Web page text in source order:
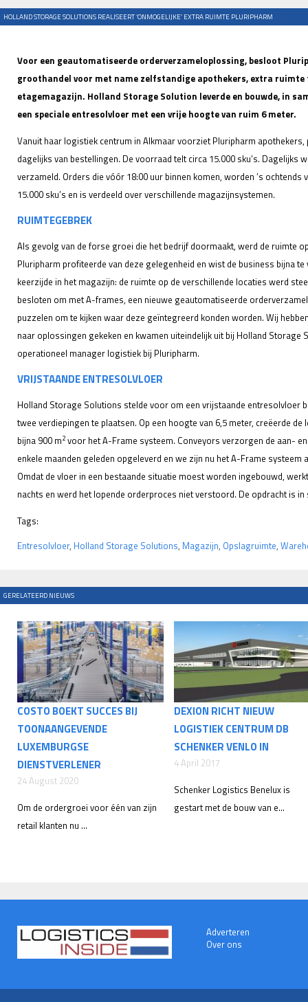
HOLLAND STORAGE SOLUTIONS REALISEERT ‘ONMOGELIJKE’ EXTRA RUIMTE PLURIPHARM
Voor een geautomatiseerde orderverzameloplossing, besloot
groothandel voor met name zelfstandige apothekers, extra ruimte
etagemagazijn. Holland Storage Solution leverde en bouwde, in
een speciale entresolvloer met een vrije hoogte van ruim 6 meter.
Vanuit haar logistiek centrum in Alkmaar voorziet Pluripharm
dagelijks van bestellingen. De voorraad telt circa 15.000 sku’s. Dagelijks
verzameld. Orders die vóór 18:00 uur binnen komen, worden ’s
15.000 sku’s en is verdeeld over verschillende magazijnsystemen.
RUIMTEGEBREK
Als gevolg van de forse groei die het bedrijf doormaakt, werd de ruimte
Pluripharm profiteerde van deze gelegenheid en wist de business bijna
keerzijde in het magazijn: de ruimte op de verschillende locaties werd
besloten om met A-frames, een nieuwe geautomatiseerde
puzzelen om te kijken waar deze geïntegreerd konden worden. Wij
naar oplossingen gekeken en kwamen uiteindelijk uit bij Holland Storage
operationeel manager logistiek bij Pluripharm.
VRIJSTAANDE ENTRESOLVLOER
Holland Storage Solutions stelde voor om een vrijstaande entresolvloer
twee verdiepingen te plaatsen. Op een hoogte van 6,5 meter, creëerde
bijna 900 m2 voor het A-Frame systeem. Conveyors verzorgen de aan-
enkele maanden geleden opgeleverd en we zijn nu het A-Frame systeem
Omdat de vloer in een bestaande situatie moest worden ingebouwd,
nachts en werd het lopende orderproces niet verstoord. De opdracht is
Tags:
Entresolvloer, Holland Storage Solutions, Magazijn, Opslagruimte,
GERELATEERD NIEUWS
COSTO BOEKT SUCCES BIJ
TOONAANGEVENDE
LUXEMBURGSE
DIENSTVERLENER
24 August 2020
Om de ordergroei voor één van zijn
retail klanten nu ...
DEXION RICHT NIEUW
LOGISTIEK CENTRUM DB
SCHENKER VENLO IN
4 April 2017
Schenker Logistics Benelux is
gestart met de bouw van e...
Adverteren
Over ons